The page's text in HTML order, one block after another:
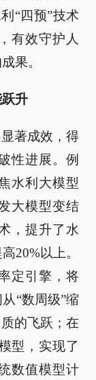
“四预”技术
有效守护人
果。
升
著成效，得
性进展。例
水利大模型
大模型变结
，提升了水
20%以上。
定引擎，将
“数周级”缩
的飞跃；在
型，实现了
数值模型计